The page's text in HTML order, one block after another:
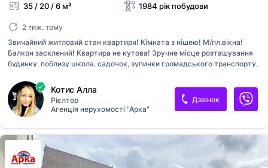
35 / 20 / 6 м²
1984 рік побудови
2 тиж. тому
Звичайний житловий стан квартири! Кімната з нішею! М/пл.вікна!
Балкон засклений! Квартира не кутова! Зручне місце розташування
будинку, поблизу школа, садочок, зупинки громадського транспорту,
Котис Алла
Рієлтор
Агенція нерухомості "Арка"
Дзвінок